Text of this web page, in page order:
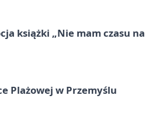
książki „Nie mam czasu na
Plażowej w Przemyślu